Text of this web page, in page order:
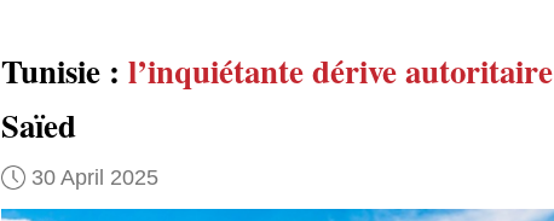
Tunisie : l’inquiétante dérive autoritaire
Saïed
30 April 2025